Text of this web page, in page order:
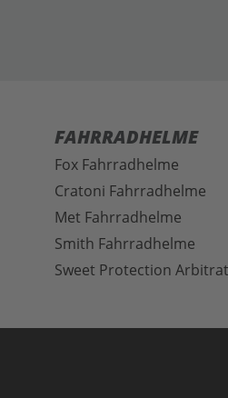
FAHRRADHELME
Fox Fahrradhelme
Cratoni Fahrradhelme
Met Fahrradhelme
Smith Fahrradhelme
Sweet Protection